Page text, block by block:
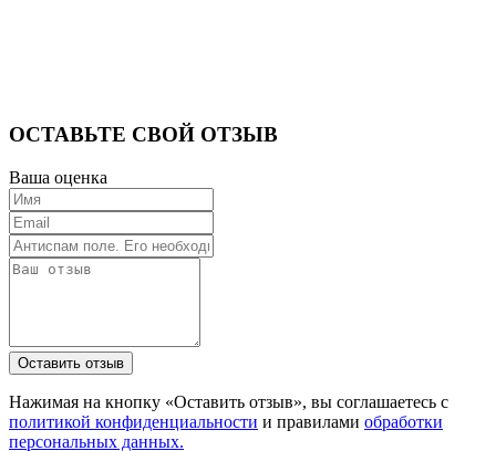
ОСТАВЬТЕ СВОЙ ОТЗЫВ
Ваша оценка
Нажимая на кнопку «Оставить отзыв», вы соглашаетесь с
политикой конфиденциальности и правилами обработки
персональных данных.